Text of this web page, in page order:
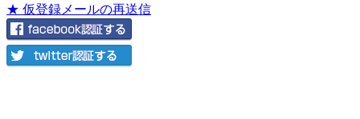
★ 仮登録メールの再送信